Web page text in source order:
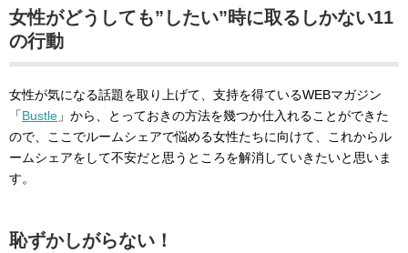
女性がどうしても”したい”時に取るしかない11
の行動
女性が気になる話題を取り上げて、支持を得ているWEBマガジン
「Bustle 」から、とっておきの方法を幾つか仕入れることができた
ので、ここでルームシェアで悩める女性たちに向けて、これからル
ームシェアをして不安だと思うところを解消していきたいと思いま
す。
恥ずかしがらない！